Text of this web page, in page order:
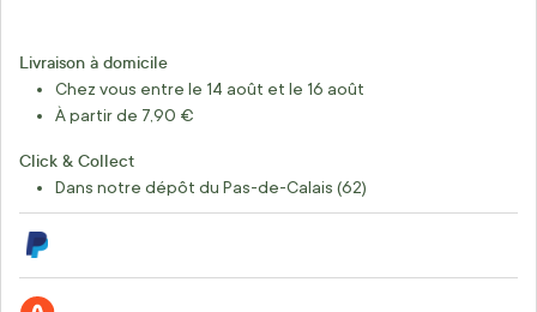
Livraison à domicile
Chez vous entre le 14 août et le 16 août
À partir de 7,90 €
Click & Collect
Dans notre dépôt du Pas-de-Calais (62)